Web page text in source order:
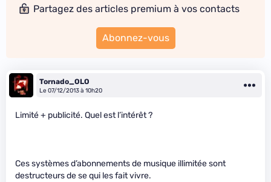
Partagez des articles premium à vos contacts
Abonnez-vous
Tornado_OLO
Le 07/12/2013 à 10h20
Limité + publicité. Quel est l’intérêt ?
Ces systèmes d’abonnements de musique illimitée sont
destructeurs de se qui les fait vivre.